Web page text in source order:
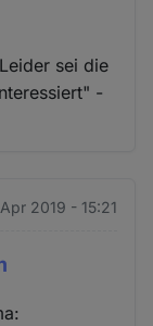
sei die
-
2019 - 15:21